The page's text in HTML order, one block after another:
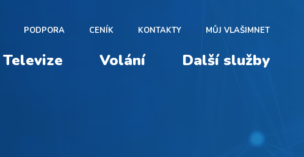
PODPORA CENÍK KONTAKTY MŮJ VLAŠIMNET
Televize Volání Další služby